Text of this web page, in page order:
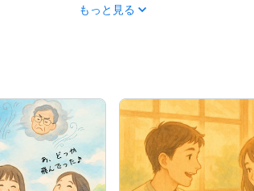
もっと見る